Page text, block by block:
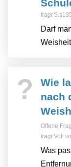
fragt
Darf
?
Wie
nach
Offene
fragtVoli
Was